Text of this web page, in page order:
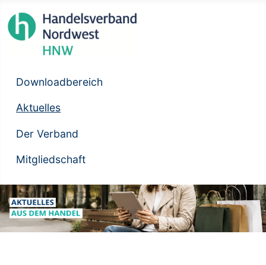
Downloadbereich
Aktuelles
Der Verband
Mitgliedschaft